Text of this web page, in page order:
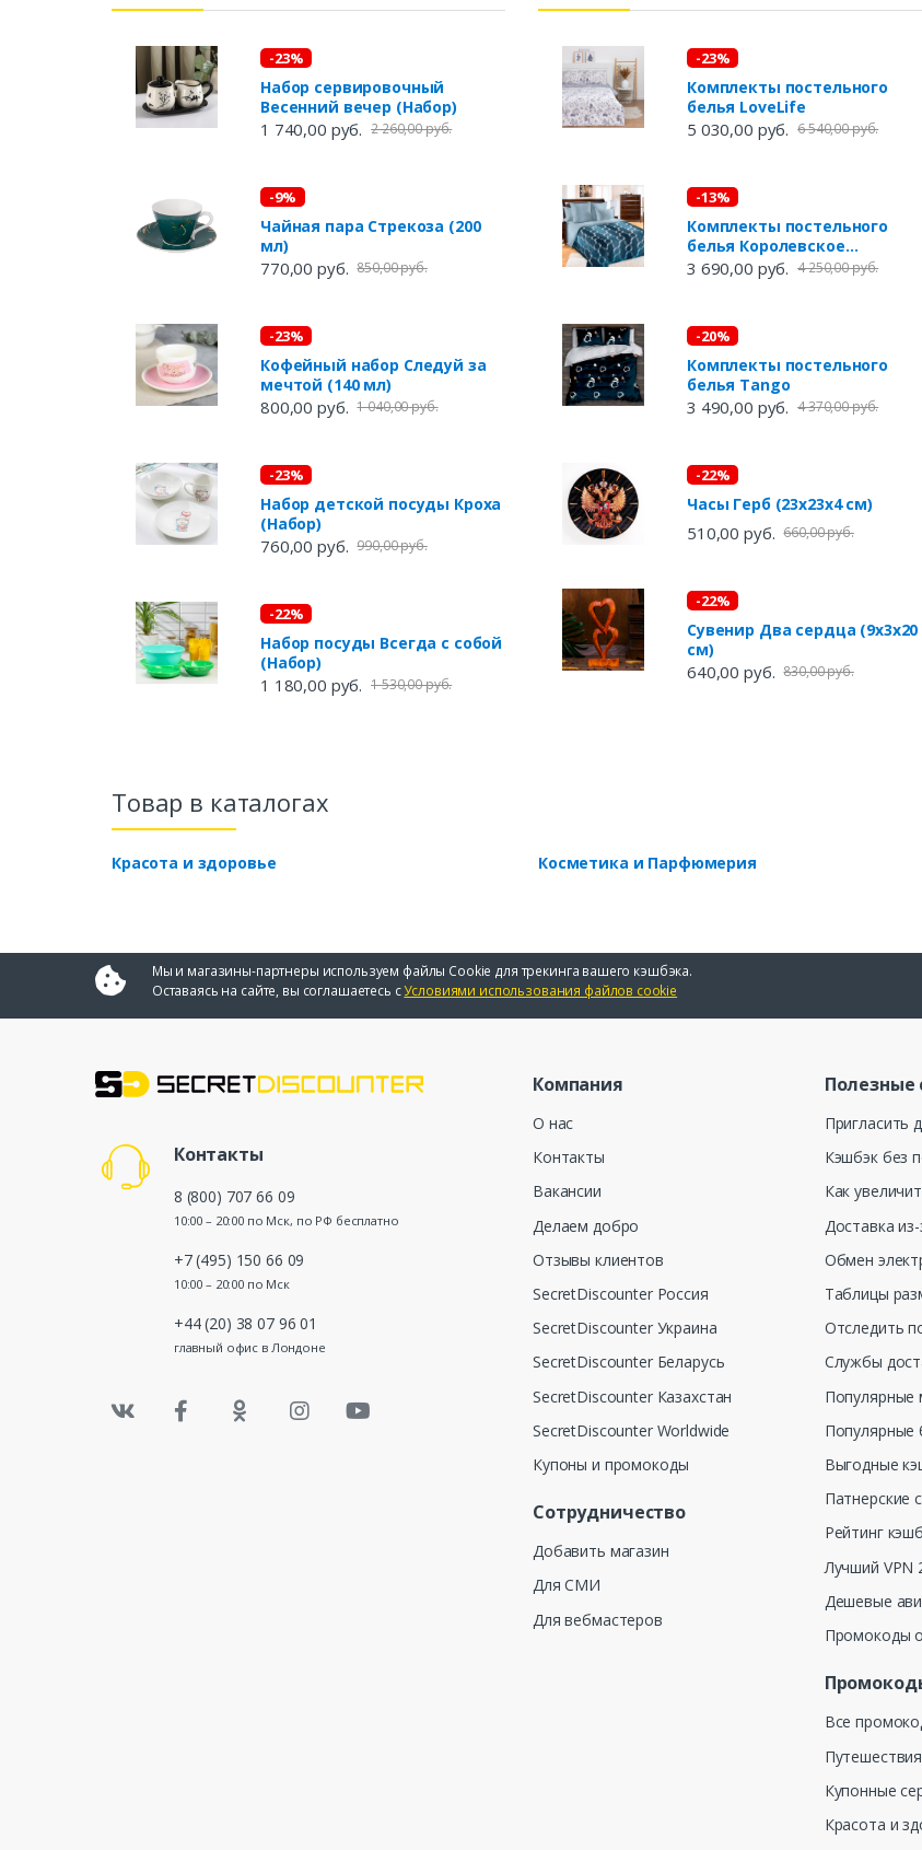
-23%
Набор сервировочный
Весенний вечер (Набор)
1 740,00 руб. 2 260,00 руб.
-9%
Чайная пара Стрекоза (200
мл)
770,00 руб. 850,00 руб.
-23%
Кофейный набор Следуй за
мечтой (140 мл)
800,00 руб. 1 040,00 руб.
-23%
Набор детской посуды Кроха
(Набор)
760,00 руб. 990,00 руб.
-22%
Набор посуды Всегда с собой
(Набор)
1 180,00 руб. 1 530,00 руб.
-23%
Комплекты постельного
белья LoveLife
5 030,00 руб. 6 540,00 руб.
-13%
Комплекты постельного
белья Королевское
искушение
3 690,00 руб. 4 250,00 руб.
-20%
Комплекты постельного
белья Tango
3 490,00 руб. 4 370,00 руб.
-22%
Часы Герб (23х23х4 см)
510,00 руб. 660,00 руб.
-22%
Сувенир Два сердца (9х3х20
см)
640,00 руб. 830,00 руб.
Товар в каталогах
Красота и здоровье Косметика и Парфюмерия
Мы и магазины-партнеры используем файлы Cookie для трекинга вашего кэшбэка.
Оставаясь на сайте, вы соглашаетесь сУсловиями использования файлов cookie
Контакты
8 (800) 707 66 09
10:00 – 20:00 по Мск, по РФ бесплатно
+7 (495) 150 66 09
10:00 – 20:00 по Мск
+44 (20) 38 07 96 01
главный офис в Лондоне
Компания
О нас
Контакты
Вакансии
Делаем добро
Отзывы клиентов
SecretDiscounter Россия
SecretDiscounter Украина
SecretDiscounter Беларусь
SecretDiscounter Казахстан
SecretDiscounter Worldwide
Купоны и промокоды
Сотрудничество
Добавить магазин
Для СМИ
Для вебмастеров
Полезные
Пригласить
Кэшбэк без
Как
Доставка
Обмен
Таблицы
Отследить
Службы
Популярные
Популярные
Выгодные
Патнерские
Рейтинг
Лучший VPN
Дешевые
Промокоды
Все
Купонные
Красота и